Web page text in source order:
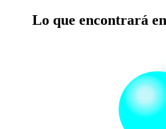
Lo que encontrará